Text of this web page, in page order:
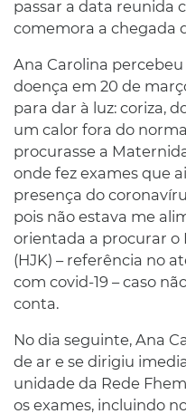
passar a data reunida
comemora a chegada
Ana Carolina
doença em 20 de
para dar à luz: coriza,
um calor fora do
procurasse a
onde fez exames que
presença do
pois não estava me
orientada a procurar o
(HJK) – referência no
com covid-19 – caso
conta.
No dia seguinte, Ana
de ar e se dirigiu
unidade da Rede
os exames, incluindo